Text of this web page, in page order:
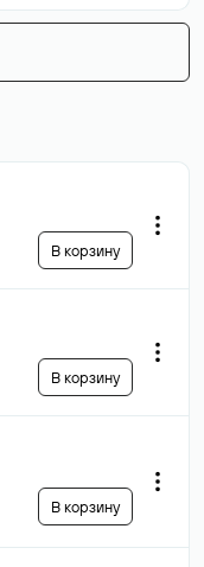
В корзину
В корзину
В корзину